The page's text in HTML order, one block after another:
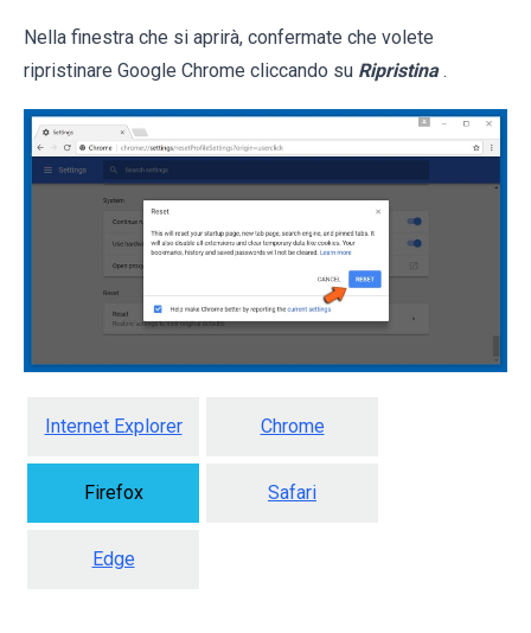
Nella finestra che si aprirà, confermate che volete
ripristinare Google Chrome cliccando su Ripristina .
Internet Explorer Chrome
Firefox Safari
Edge